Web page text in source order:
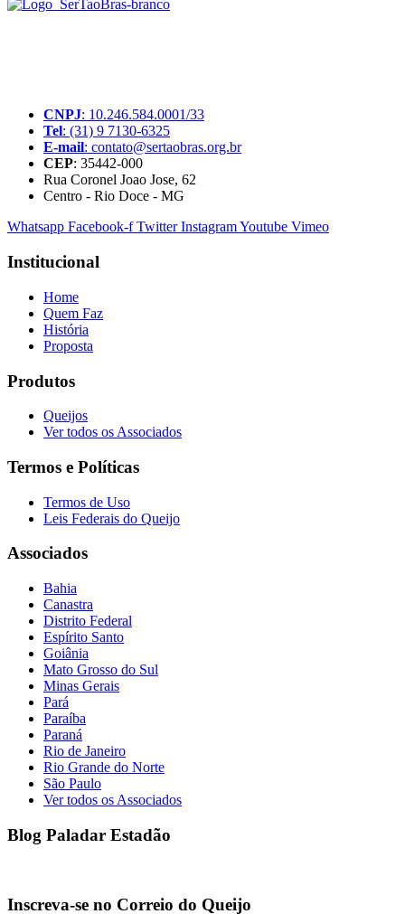
CNPJ: 10.246.584.0001/33
Tel: (31) 9 7130-6325
E-mail: contato@sertaobras.org.br
CEP: 35442-000
Rua Coronel Joao Jose, 62
Centro - Rio Doce - MG
Whatsapp Facebook-f Twitter InstagramYoutube Vimeo
Institucional
Home
Quem Faz
História
Proposta
Produtos
Queijos
Ver todos os Associados
Termos e Políticas
Termos de Uso
Leis Federais do Queijo
Associados
Bahia
Canastra
Distrito Federal
Espírito Santo
Goiânia
Mato Grosso do Sul
Minas Gerais
Pará
Paraíba
Paraná
Rio de Janeiro
Rio Grande do Norte
São Paulo
Ver todos os Associados
Blog Paladar Estadão
Inscreva-se no Correio do Queijo